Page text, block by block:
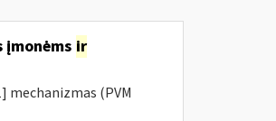
ir
mechanizmas (PVM